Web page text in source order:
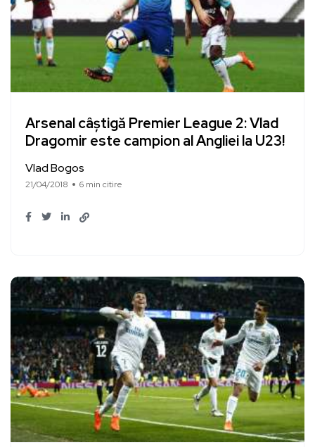
Arsenal câștigă Premier League 2: Vlad
Dragomir este campion al Angliei la U23!
Vlad Bogos
21/04/2018 6 min citire